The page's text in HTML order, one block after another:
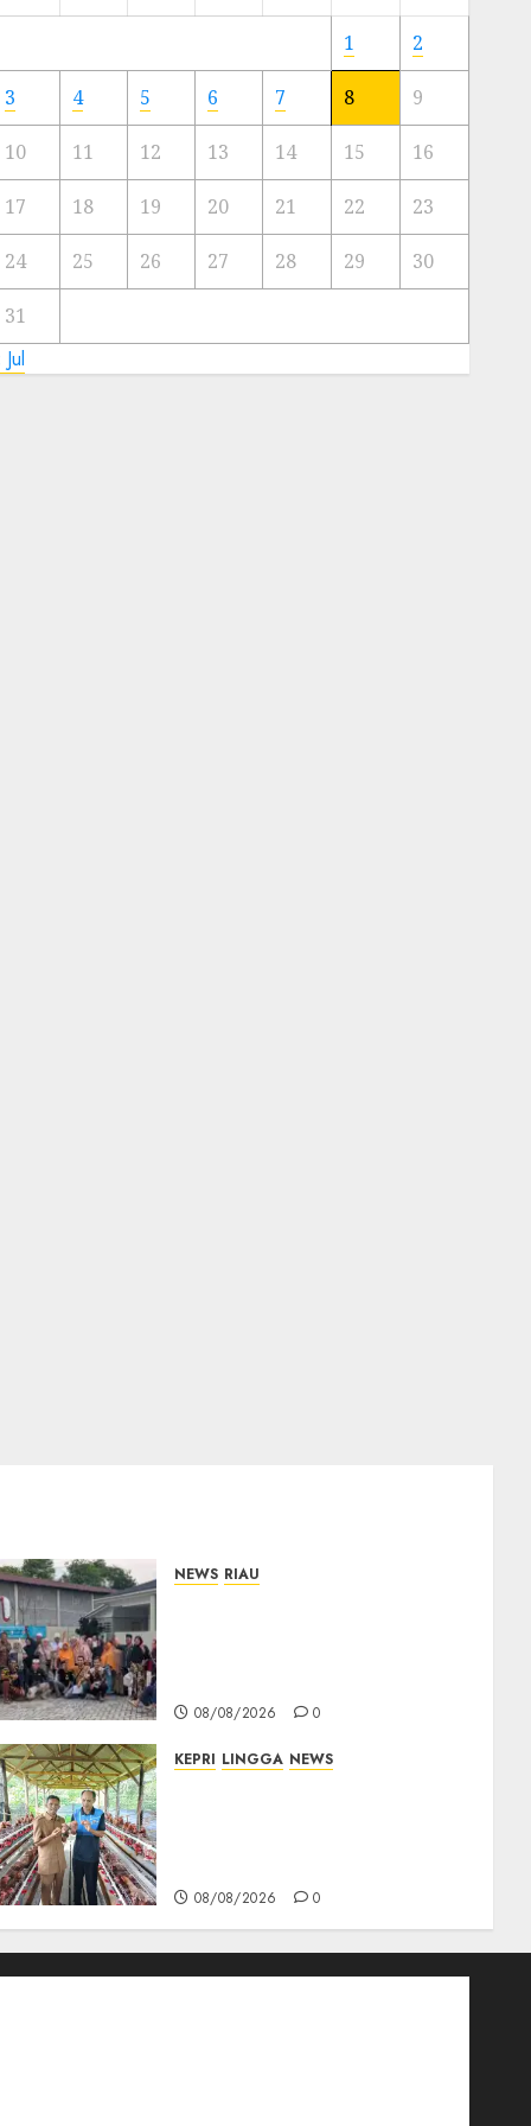
Artis
Kota
23/11/2024
0
1 2
3 4 5 6 7 8 9
10 11 12 13 14 15 16
17 18 19 20 21 22 23
24 25 26 27 28 29 30
31
NEWS RIAU
08/08/2026 0
KEPRI LINGGA NEWS
08/08/2026 0